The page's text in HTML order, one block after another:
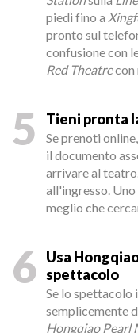
piedi fino a
pronto sul
confusione con
Red Theatrecon
5 Tieni pronta
Se prenoti
il documento
arrivare al
all'ingresso.
meglio che
6 Usa
spettacolo
Se lo spettacolo
semplicemente
Hongqiao Pearl